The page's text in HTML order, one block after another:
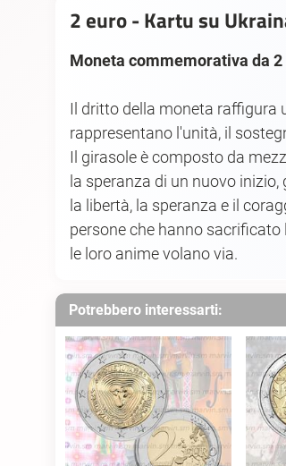
2 euro - Kartu su
Moneta commemorativa da
Il dritto della moneta raffigura
rappresentano l'unità, il
Il girasole è composto da
la speranza di un nuovo inizio,
la libertà, la speranza e il
persone che hanno sacrificato
le loro anime volano via.
Potrebbero interessarti: